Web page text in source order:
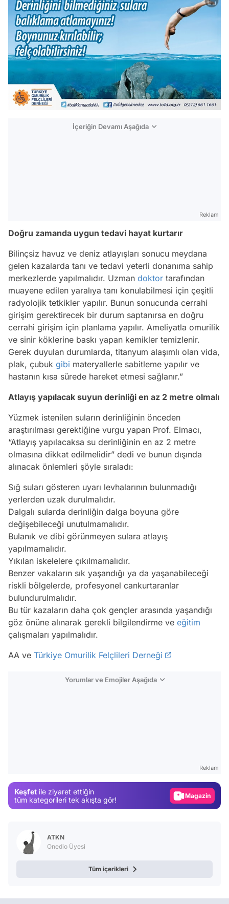
İçeriğin Devamı Aşağıda
Reklam
Doğru zamanda uygun tedavi hayat kurtarır
Bilinçsiz havuz ve deniz atlayışları sonucu meydana
gelen kazalarda tanı ve tedavi yeterli donanıma sahip
merkezlerde yapılmalıdır. Uzman doktor tarafından
muayene edilen yaralıya tanı konulabilmesi için çeşitli
radyolojik tetkikler yapılır. Bunun sonucunda cerrahi
girişim gerektirecek bir durum saptanırsa en doğru
cerrahi girişim için planlama yapılır. Ameliyatla omurilik
ve sinir köklerine baskı yapan kemikler temizlenir.
Gerek duyulan durumlarda, titanyum alaşımlı olan vida,
plak, çubuk gibi materyallerle sabitleme yapılır ve
hastanın kısa sürede hareket etmesi sağlanır.”
Atlayış yapılacak suyun derinliği en az 2 metre olmalı
Yüzmek istenilen suların derinliğinin önceden
araştırılması gerektiğine vurgu yapan Prof. Elmacı,
“Atlayış yapılacaksa su derinliğinin en az 2 metre
olmasına dikkat edilmelidir” dedi ve bunun dışında
alınacak önlemleri şöyle sıraladı:
Sığ suları gösteren uyarı levhalarının bulunmadığı
yerlerden uzak durulmalıdır.
Dalgalı sularda derinliğin dalga boyuna göre
değişebileceği unutulmamalıdır.
Bulanık ve dibi görünmeyen sulara atlayış
yapılmamalıdır.
Yıkılan iskelelere çıkılmamalıdır.
Benzer vakaların sık yaşandığı ya da yaşanabileceği
riskli bölgelerde, profesyonel cankurtaranlar
bulundurulmalıdır.
Bu tür kazaların daha çok gençler arasında yaşandığı
göz önüne alınarak gerekli bilgilendirme ve eğitim
çalışmaları yapılmalıdır.
AA ve Türkiye Omurilik Felçlileri Derneği
Yorumlar ve Emojiler Aşağıda
Reklam
Keşfet ile ziyaret ettiğin
tüm kategorileri tek akışta gör!
Video
ATKN
Onedio Üyesi
Tüm içerikleri